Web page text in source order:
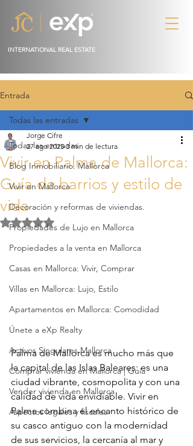
INTERNATIONAL REAL ESTATE
Entrada
Todas las entradas
Blog Inmobiliario. Mallorca
Vivir en Mallorca
Decoración y reformas de viviendas.
Propiedades de Lujo en Mallorca
Propiedades a la venta en Mallorca
Casas en Mallorca: Vivir, Comprar
Villas en Mallorca: Lujo, Estilo
Apartamentos en Mallorca: Comodidad
Únete a eXp Realty
Activos Singulares Mallorca
Comprar vivienda en Mallorca | Guía
Vender vivienda en Mallorca
Aspectos legales y fiscales
Todas las entradas
Vivir en Palma de Mallorca:
Guía de barrios y estilo de
vida
Jorge Cifre
27 ago 2025 3 min de lectura
Obtuvo NaN de 5 estrellas.
Palma de Mallorca es mucho más que
la capital de las Islas Baleares: es una
ciudad vibrante, cosmopolita y con una
calidad de vida envidiable. Vivir en
Palma combina el encanto histórico de
su casco antiguo con la modernidad
de sus servicios, la cercanía al mar y